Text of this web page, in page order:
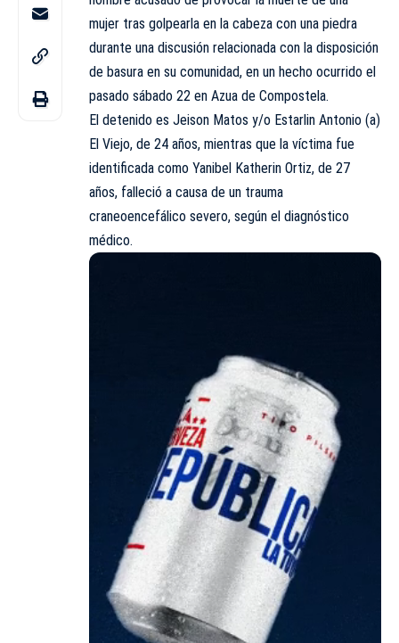
mujer tras golpearla en la cabeza con una piedra
durante una discusión relacionada con la disposición
de basura en su comunidad, en un hecho ocurrido el
pasado sábado 22 en Azua de Compostela.
El detenido es Jeison Matos y/o Estarlin Antonio (a)
El Viejo, de 24 años, mientras que la víctima fue
identificada como Yanibel Katherin Ortiz, de 27
años, falleció a causa de un trauma
craneoencefálico severo, según el diagnóstico
médico.